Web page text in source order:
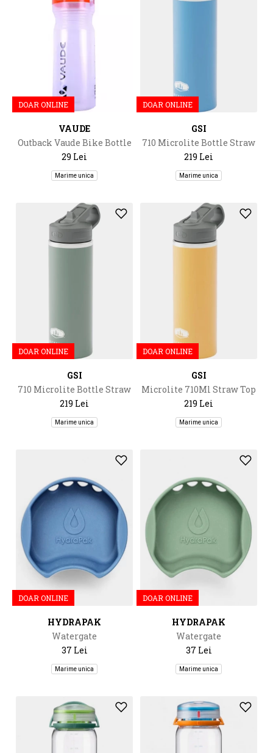
DOAR ONLINE
VAUDE
Outback Vaude Bike Bottle
0,75L
29 Lei
Marime unica
DOAR ONLINE
GSI
710 Microlite Bottle Straw
Top
219 Lei
Marime unica
DOAR ONLINE
GSI
710 Microlite Bottle Straw
Top
219 Lei
Marime unica
DOAR ONLINE
GSI
Microlite 710Ml Straw Top
219 Lei
Marime unica
DOAR ONLINE
HYDRAPAK
Watergate
37 Lei
Marime unica
DOAR ONLINE
HYDRAPAK
Watergate
37 Lei
Marime unica